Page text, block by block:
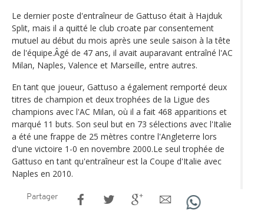
Le dernier poste d'entraîneur de Gattuso était à Hajduk
Split, mais il a quitté le club croate par consentement
mutuel au début du mois après une seule saison à la tête
de l'équipe.Âgé de 47 ans, il avait auparavant entraîné l'AC
Milan, Naples, Valence et Marseille, entre autres.
En tant que joueur, Gattuso a également remporté deux
titres de champion et deux trophées de la Ligue des
champions avec l'AC Milan, où il a fait 468 apparitions et
marqué 11 buts. Son seul but en 73 sélections avec l'Italie
a été une frappe de 25 mètres contre l'Angleterre lors
d'une victoire 1-0 en novembre 2000.Le seul trophée de
Gattuso en tant qu'entraîneur est la Coupe d'Italie avec
Naples en 2010.
Partager